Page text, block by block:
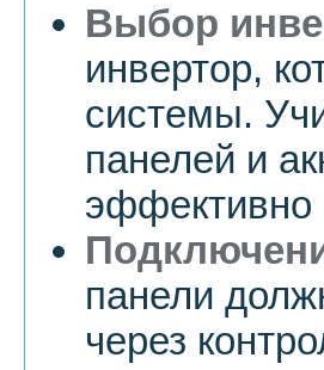
Выбор
инвертор,
системы.
панелей и
эффективно
панели
через